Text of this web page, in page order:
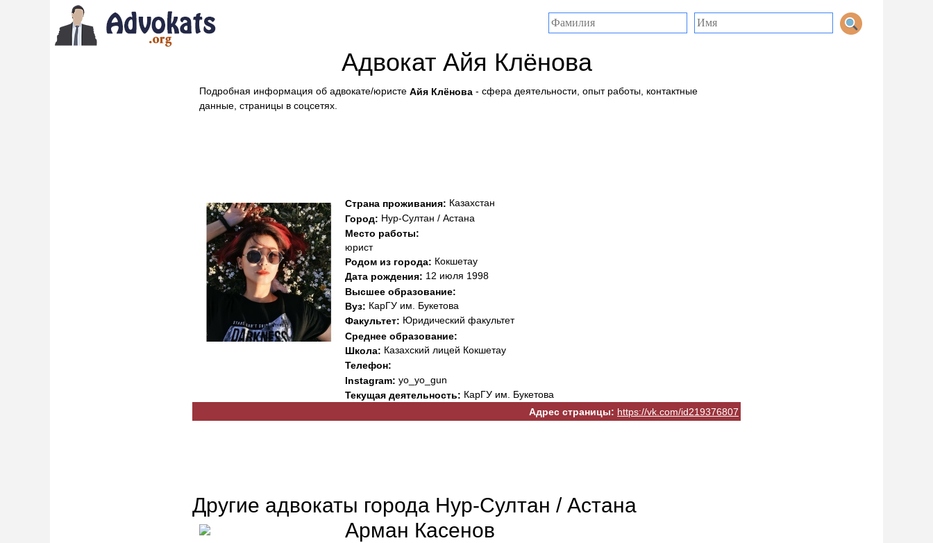
Адвокат Айя Клёнова
Подробная информация об адвокате/юристе Айя Клёнова - сфера деятельности, опыт работы, контактные
данные, страницы в соцсетях.
Страна проживания: Казахстан
Город: Нур-Султан / Астана
Место работы:
юрист
Родом из города: Кокшетау
Дата рождения: 12 июля 1998
Высшее образование:
Вуз: КарГУ им. Букетова
Факультет: Юридический факультет
Среднее образование:
Школа: Казахский лицей Кокшетау
Телефон:
Instagram: yo_yo_gun
Текущая деятельность: КарГУ им. Букетова
Адрес страницы: https://vk.com/id219376807
Другие адвокаты города Нур-Султан / Астана
Арман Касенов